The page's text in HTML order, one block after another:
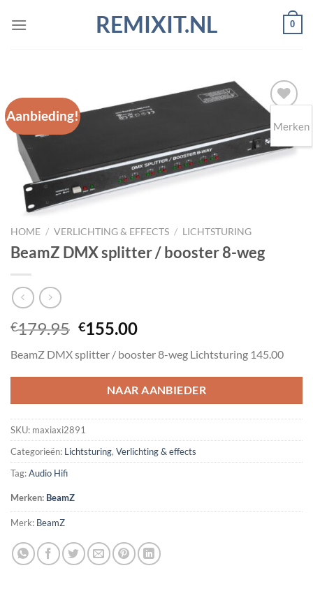
naar
REMIXIT.NL 0
Aanbieding!
Toevoegen
aan
HOME / VERLICHTING & EFFECTS / LICHTSTURING
BeamZ DMX splitter / booster 8-weg
€179.95 Oorspronkelijke
was:
€179.95.
€155.00Huidige
is:
€155.00.
BeamZ DMX splitter / booster 8-weg Lichtsturing 145.00
NAAR AANBIEDER
SKU: maxiaxi2891
Categorieën: Lichtsturing, Verlichting & effects
Tag:Audio Hifi
Merken: BeamZ
Merk: BeamZ
Merken